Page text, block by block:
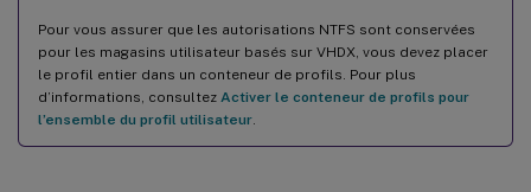
Pour vous assurer que les autorisations NTFS sont conservées
pour les magasins utilisateur basés sur VHDX, vous devez placer
le profil entier dans un conteneur de profils. Pour plus
d’informations, consultez Activer le conteneur de profils pour
l’ensemble du profil utilisateur